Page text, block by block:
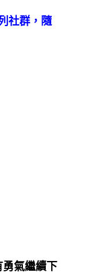
社群，隨
氣繼續下